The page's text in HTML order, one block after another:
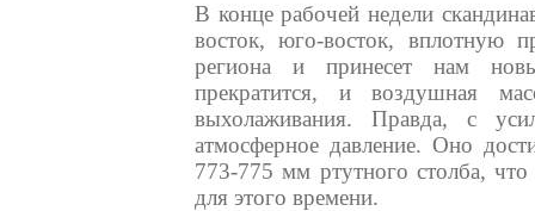
В конце рабочей недели
восток, юго-восток, вплотную
региона и принесет нам
прекратится, и воздушная
выхолаживания. Правда, с
атмосферное давление. Оно
773-775 мм ртутного столба,
для этого времени.